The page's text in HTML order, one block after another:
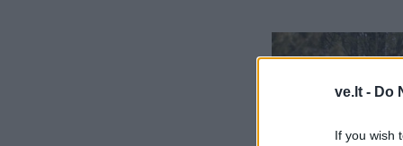
ve.lt - Do
If you wish